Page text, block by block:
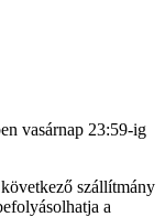
vasárnap 23:59-ig
szállítmány
a